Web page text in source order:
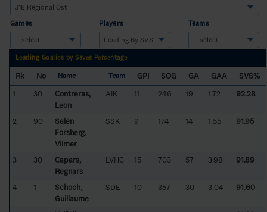
Games Players Teams
Leading Goalies by Saves Percentage
Rk No Name Team GPI SOG GA GAA
SVS%
1
30
Contreras,
Leon
AIK 11 246 19 1.72 92.28
2 90
Salén
Forsberg,
Vilmer
SSK 9 174 14 1.55 91.95
3 30
Capars,
Regnars
LVHC 15 703 57 3.98 91.89
4 1
Schoch,
Guillaume
SDE 10 357 30 3.04 91.60